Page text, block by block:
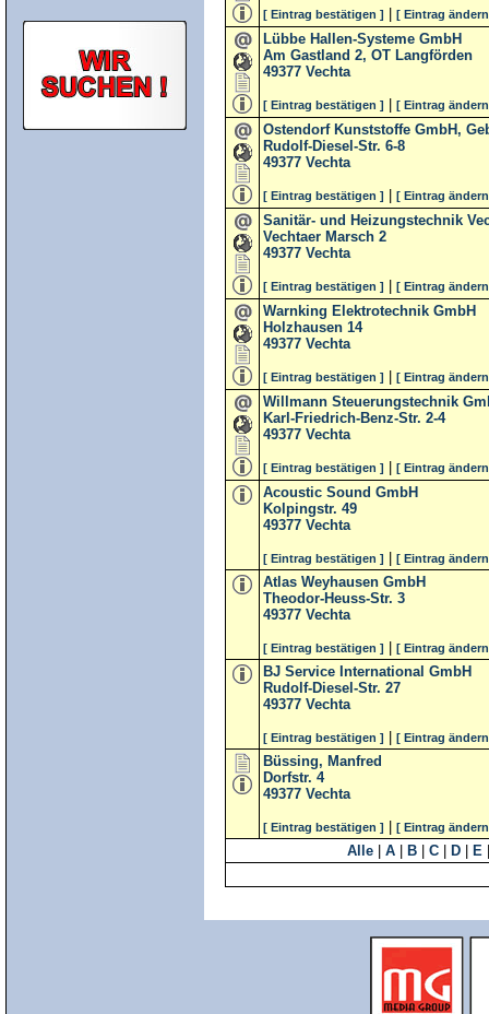
[ Eintrag bestätigen ] [ Eintrag
Lübbe Hallen-Systeme GmbH
Am Gastland 2, OT Langförden
49377 Vechta
[ Eintrag bestätigen ] [ Eintrag
Ostendorf Kunststoffe GmbH,
Rudolf-Diesel-Str. 6-8
49377 Vechta
[ Eintrag bestätigen ] [ Eintrag
Sanitär- und Heizungstechnik
Vechtaer Marsch 2
49377 Vechta
[ Eintrag bestätigen ] [ Eintrag
Warnking Elektrotechnik GmbH
Holzhausen 14
49377 Vechta
[ Eintrag bestätigen ] [ Eintrag
Willmann Steuerungstechnik
Karl-Friedrich-Benz-Str. 2-4
49377 Vechta
[ Eintrag bestätigen ] [ Eintrag
Acoustic Sound GmbH
Kolpingstr. 49
49377 Vechta
[ Eintrag bestätigen ] [ Eintrag
Atlas Weyhausen GmbH
Theodor-Heuss-Str. 3
49377 Vechta
[ Eintrag bestätigen ] [ Eintrag
BJ Service International GmbH
Rudolf-Diesel-Str. 27
49377 Vechta
[ Eintrag bestätigen ] [ Eintrag
Büssing, Manfred
Dorfstr. 4
49377 Vechta
[ Eintrag bestätigen ] [ Eintrag
Alle A B C D E